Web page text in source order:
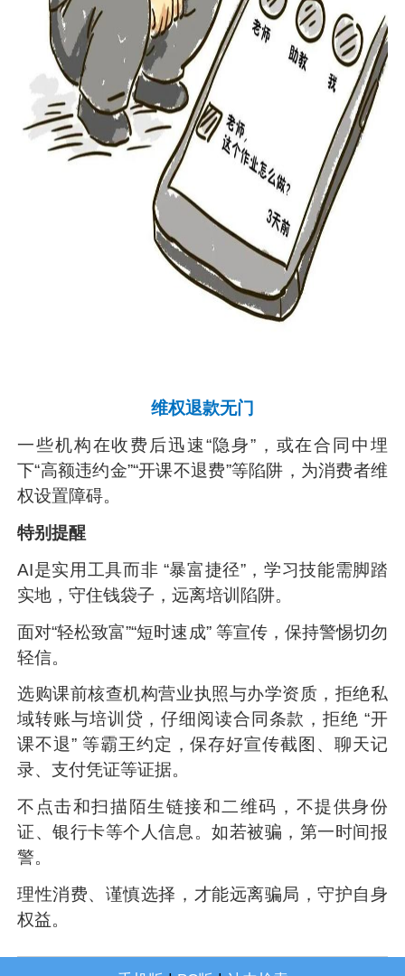
维权退款无门
一些机构在收费后迅速“隐身”，或在合同中埋
下“高额违约金”“开课不退费”等陷阱，为消费者维
权设置障碍。
特别提醒
AI是实用工具而非 “暴富捷径”，学习技能需脚踏
实地，守住钱袋子，远离培训陷阱。
面对“轻松致富”“短时速成” 等宣传，保持警惕切勿
轻信。
选购课前核查机构营业执照与办学资质，拒绝私
域转账与培训贷，仔细阅读合同条款，拒绝 “开
课不退” 等霸王约定，保存好宣传截图、聊天记
录、支付凭证等证据。
不点击和扫描陌生链接和二维码，不提供身份
证、银行卡等个人信息。如若被骗，第一时间报
警。
理性消费、谨慎选择，才能远离骗局，守护自身
权益。